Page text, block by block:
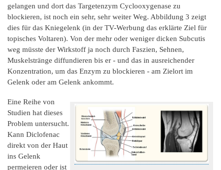
gelangen und dort das Targetenzym Cyclooxygenase zu
blockieren, ist noch ein sehr, sehr weiter Weg. Abbildung 3 zeigt
dies für das Kniegelenk (in der TV-Werbung das erklärte Ziel für
topisches Voltaren). Von der mehr oder weniger dicken Subcutis
weg müsste der Wirkstoff ja noch durch Faszien, Sehnen,
Muskelstränge diffundieren bis er - und das in ausreichender
Konzentration, um das Enzym zu blockieren - am Zielort im
Gelenk oder am Gelenk ankommt.
Eine Reihe von
Studien hat dieses
Problem untersucht.
Kann Diclofenac
direkt von der Haut
ins Gelenk
permeieren oder ist